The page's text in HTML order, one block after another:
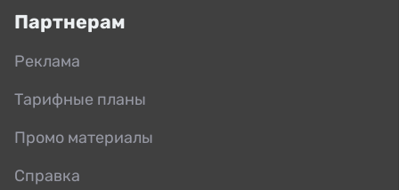
Партнерам
Реклама
Тарифные планы
Промо материалы
Справка